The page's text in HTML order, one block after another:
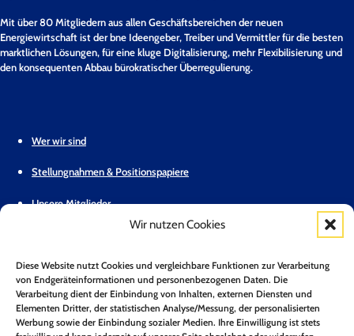
Wir nutzen Cookies
Diese Website nutzt Cookies und vergleichbare Funktionen zur Verarbeitung
von Endgeräteinformationen und personenbezogenen Daten. Die
Verarbeitung dient der Einbindung von Inhalten, externen Diensten und
Elementen Dritter, der statistischen Analyse/Messung, der personalisierten
Werbung sowie der Einbindung sozialer Medien. Ihre Einwilligung ist stets
Mit über 80 Mitgliedern aus allen Geschäftsbereichen der neuen
Energiewirtschaft ist der bne Ideengeber, Treiber und Vermittler für die besten
marktlichen Lösungen, für eine kluge Digitalisierung, mehr Flexibilisierung und
den konsequenten Abbau bürokratischer Überregulierung.
Wer wir sind
Stellungnahmen & Positionspapiere
Unsere Mitglieder
Pressemitteilungen
Mitglied werden
Kontakt